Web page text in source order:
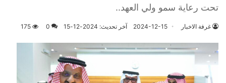
تحت رعاية سمو ولي العهد..
غرفة الاخبار 2024-12-15 آخر تحديث: 2024-12-15 0
175